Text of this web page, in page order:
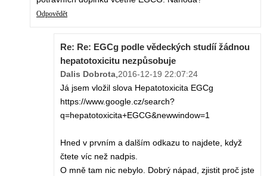
Odpovědět
Re: Re: EGCg podle vědeckých studíí žádnou
hepatotoxicitu nezpůsobuje
Dalis Dobrota,2016-12-19 22:07:24
Já jsem vložil slova Hepatotoxicita EGCg
https://www.google.cz/search?
q=hepatotoxicita+EGCG&newwindow=1
Hned v prvním a dalším odkazu to najdete, když
čtete víc než nadpis.
O mně tam nic nebylo. Dobrý nápad, zjistit proč jste